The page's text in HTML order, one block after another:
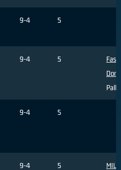
9-4 5
9-4 5
9-4 5
9-4 5